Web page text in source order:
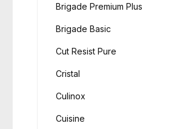
Brigade Premium Plus
Brigade Basic
Cut Resist Pure
Cristal
Culinox
Cuisine